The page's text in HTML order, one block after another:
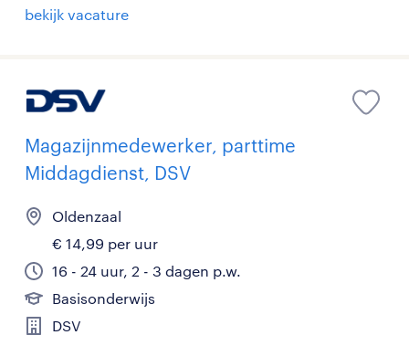
bekijk vacature
Magazijnmedewerker, parttime
Middagdienst, DSV
Oldenzaal
€ 14,99 per uur
16 - 24 uur, 2 - 3 dagen p.w.
Basisonderwijs
DSV